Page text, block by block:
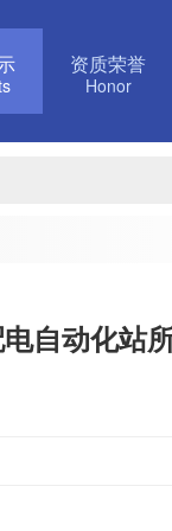
资质荣誉
Honor
自动化站